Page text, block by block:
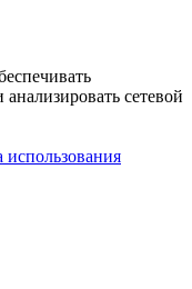
сетевой
использования